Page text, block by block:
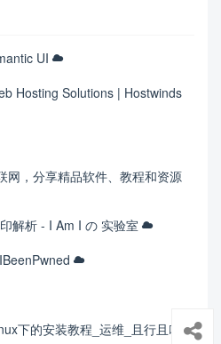
UI
Hosting Solutions | Hostwinds
网，分享精品软件、教程和资源
解析 - I Am I の 实验室
下的安装教程_运维_且行且吟-